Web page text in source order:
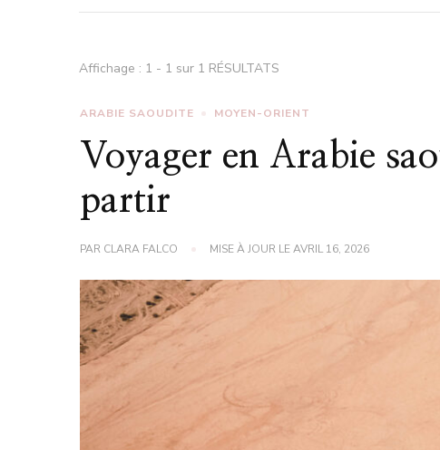
Affichage : 1 - 1 sur 1 RÉSULTATS
ARABIE SAOUDITE MOYEN-ORIENT
Voyager en Arabie
partir
PAR CLARA FALCO MISE À JOUR LEAVRIL 16, 2026